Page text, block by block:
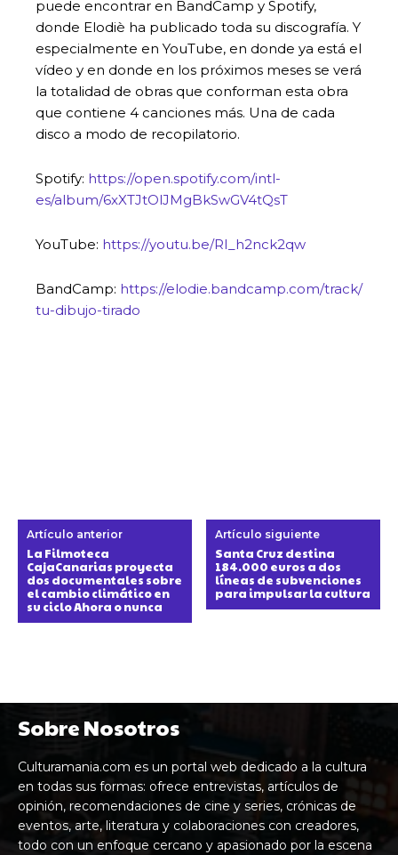
puede encontrar en BandCamp y Spotify,
donde Elodiè ha publicado toda su discografía. Y
especialmente en YouTube, en donde ya está el
vídeo y en donde en los próximos meses se verá
la totalidad de obras que conforman esta obra
que contiene 4 canciones más. Una de cada
disco a modo de recopilatorio.
Spotify: https://open.spotify.com/intl-
es/album/6xXTJtOlJMgBkSwGV4tQsT
YouTube: https://youtu.be/RI_h2nck2qw
BandCamp: https://elodie.bandcamp.com/track/
tu-dibujo-tirado
Artículo anterior
La Filmoteca
CajaCanarias proyecta
dos documentales sobre
el cambio climático en
su ciclo Ahora o nunca
Artículo siguiente
Santa Cruz destina
184.000 euros a dos
líneas de subvenciones
para impulsar la cultura
Sobre Nosotros
Culturamania.com es un portal web dedicado a la cultura
en todas sus formas: ofrece entrevistas, artículos de
opinión, recomendaciones de cine y series, crónicas de
eventos, arte, literatura y colaboraciones con creadores,
todo con un enfoque cercano y apasionado por la escena